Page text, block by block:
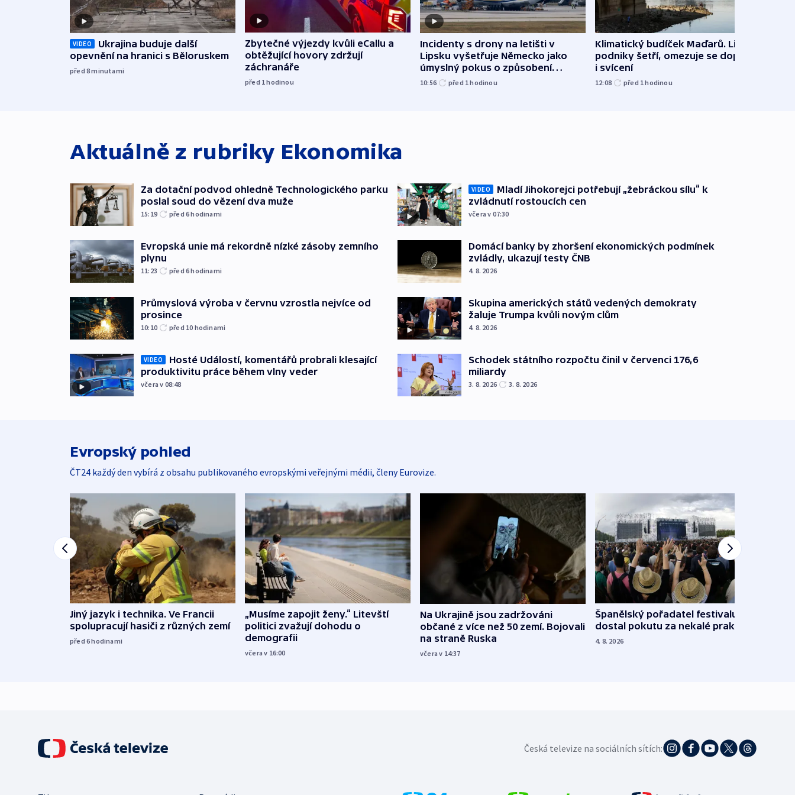
VIDEO
Ukrajina buduje další
opevnění na hranici s Běloruskem
před 8minutami
Zbytečné výjezdy kvůli eCallu a
obtěžující hovory zdržují
záchranáře
před 1hodinou
Incidenty s drony na letišti v
Lipsku vyšetřuje Německo jako
úmyslný pokus o způsobení
exploze
10:56 před 1hodinou
Klimatický budíček Maďarů. Lidé i
podniky šetří, omezuje se doprava
i svícení
12:08 před 1hodinou
Aktuálně z rubriky Ekonomika
Za dotační podvod ohledně Technologického parku
poslal soud do vězení dva muže
15:19 před 6hodinami
Evropská unie má rekordně nízké zásoby zemního
plynu
11:23 před 6hodinami
Průmyslová výroba v červnu vzrostla nejvíce od
prosince
10:10 před 10 hodinami
VIDEO
Hosté Událostí, komentářů probrali klesající
produktivitu práce během vlny veder
včera v 08:48
VIDEO
Mladí Jihokorejci potřebují „žebráckou sílu“ k
zvládnutí rostoucích cen
včera v 07:30
Domácí banky by zhoršení ekonomických podmínek
zvládly, ukazují testy ČNB
4. 8. 2026
Skupina amerických států vedených demokraty
žaluje Trumpa kvůli novým clům
4. 8. 2026
Schodek státního rozpočtu činil v červenci 176,6
miliardy
3. 8. 2026 3. 8. 2026
Evropský pohled
ČT24 každý den vybírá z obsahu publikovaného evropskými veřejnými médii, členy Eurovize.
Jiný jazyk i technika. Ve Francii
spolupracují hasiči z různých zemí
před 6hodinami
„Musíme zapojit ženy.“ Litevští
politici zvažují dohodu o
demografii
včera v 16:00
Na Ukrajině jsou zadržováni
občané z více než 50 zemí. Bojovali
na straně Ruska
včera v 14:37
Španělský pořadatel festivalu
dostal pokutu za nekalé praktiky
4. 8. 2026
Česká televize na sociálních sítích: